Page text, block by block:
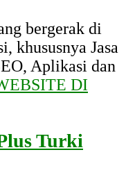
bergerak di
khususnya Jasa
Aplikasi dan
DI
Turki